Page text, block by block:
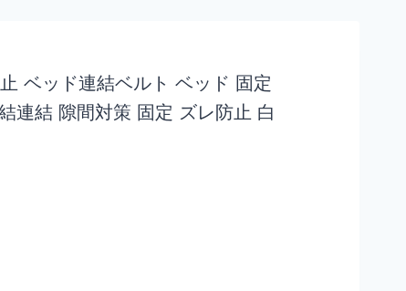
ベッド連結ベルト ベッド 固定
連結 隙間対策 固定 ズレ防止 白